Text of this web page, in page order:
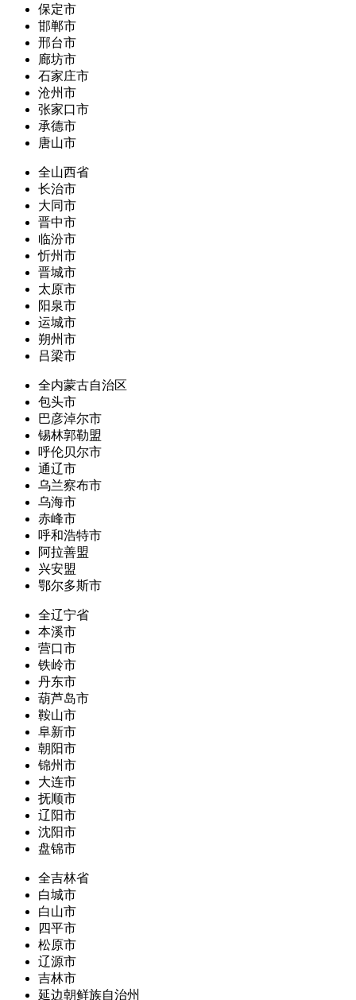
保定市
邯郸市
邢台市
廊坊市
石家庄市
沧州市
张家口市
承德市
唐山市
全山西省
长治市
大同市
晋中市
临汾市
忻州市
晋城市
太原市
阳泉市
运城市
朔州市
吕梁市
全内蒙古自治区
包头市
巴彦淖尔市
锡林郭勒盟
呼伦贝尔市
通辽市
乌兰察布市
乌海市
赤峰市
呼和浩特市
阿拉善盟
兴安盟
鄂尔多斯市
全辽宁省
本溪市
营口市
铁岭市
丹东市
葫芦岛市
鞍山市
阜新市
朝阳市
锦州市
大连市
抚顺市
辽阳市
沈阳市
盘锦市
全吉林省
白城市
白山市
四平市
松原市
辽源市
吉林市
延边朝鲜族自治州